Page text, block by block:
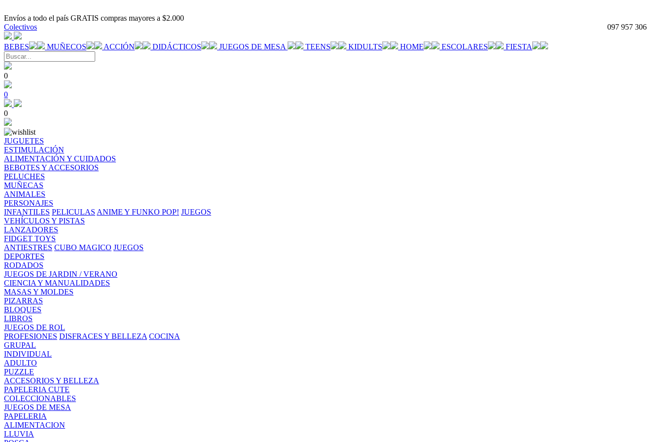
Envíos a todo el país GRATIS compras mayores a $2.000
097 957 306
Colectivos
BEBES MUÑECOS ACCIÓN DIDÁCTICOS JUEGOS DE MESA TEENS KIDULTS HOME ESCOLARES FIESTA
0
0
0
JUGUETES
ESTIMULACIÓN
ALIMENTACIÓN Y CUIDADOS
BEBOTES Y ACCESORIOS
PELUCHES
MUÑECAS
ANIMALES
PERSONAJES
INFANTILES PELICULAS ANIME Y FUNKO POP! JUEGOS
VEHÍCULOS Y PISTAS
LANZADORES
FIDGET TOYS
ANTIESTRES CUBO MAGICO JUEGOS
DEPORTES
RODADOS
JUEGOS DE JARDIN / VERANO
CIENCIA Y MANUALIDADES
MASAS Y MOLDES
PIZARRAS
BLOQUES
LIBROS
JUEGOS DE ROL
PROFESIONES DISFRACES Y BELLEZA COCINA
GRUPAL
INDIVIDUAL
ADULTO
PUZZLE
ACCESORIOS Y BELLEZA
PAPELERIA CUTE
COLECCIONABLES
JUEGOS DE MESA
PAPELERIA
ALIMENTACION
LLUVIA